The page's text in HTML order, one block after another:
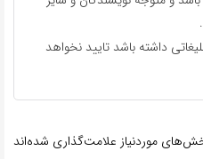
داشته باشد تایید نخواهد
موردنیاز علامت‌گذاری شده‌اند